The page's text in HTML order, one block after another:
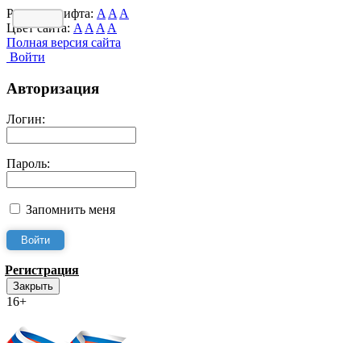
Размер шрифта: A A A
Цвет сайта: A A A A
Полная версия сайта
Войти
Авторизация
Логин:
Пароль:
Запомнить меня
Регистрация
Закрыть
16+